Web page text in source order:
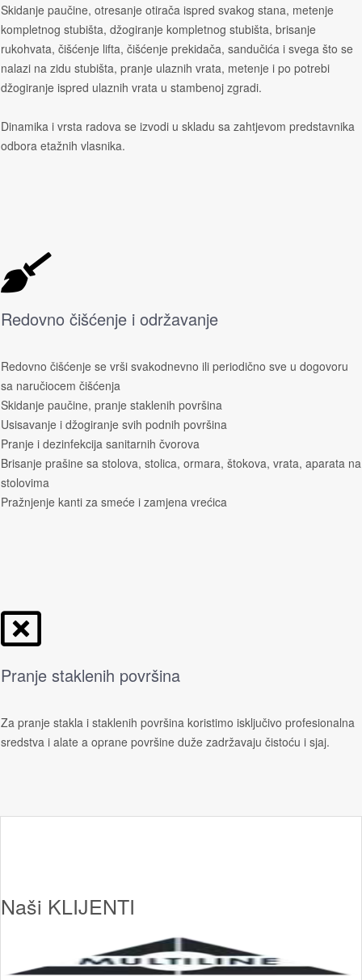
Skidanje paučine, otresanje otirača ispred svakog stana, metenje
kompletnog stubišta, džogiranje kompletnog stubišta, brisanje
rukohvata, čišćenje lifta, čišćenje prekidača, sandučića i svega što se
nalazi na zidu stubišta, pranje ulaznih vrata, metenje i po potrebi
džogiranje ispred ulaznih vrata u stambenoj zgradi.
Dinamika i vrsta radova se izvodi u skladu sa zahtjevom predstavnika
odbora etažnih vlasnika.
Redovno čišćenje i održavanje
Redovno čišćenje se vrši svakodnevno ili periodično sve u dogovoru
sa naručiocem čišćenja
Skidanje paučine, pranje staklenih površina
Usisavanje i džogiranje svih podnih površina
Pranje i dezinfekcija sanitarnih čvorova
Brisanje prašine sa stolova, stolica, ormara, štokova, vrata, aparata na
stolovima
Pražnjenje kanti za smeće i zamjena vrećica
Pranje staklenih površina
Za pranje stakla i staklenih površina koristimo isključivo profesionalna
sredstva i alate a oprane površine duže zadržavaju čistoću i sjaj.
Naši KLIJENTI